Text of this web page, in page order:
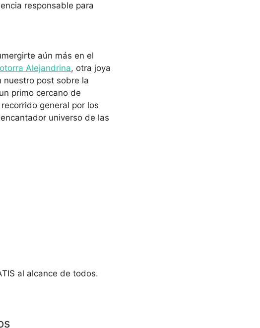
responsable para
aún más en el
Alejandrina, otra joya
nuestro post sobre la
primo cercano de
general por los
universo de las
al alcance de todos.